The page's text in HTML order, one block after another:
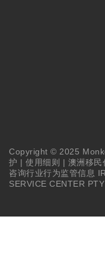
Copyright © 2025
护 |使用细则 | 澳洲移
咨询行业行为监管信息
SERVICE CENTER